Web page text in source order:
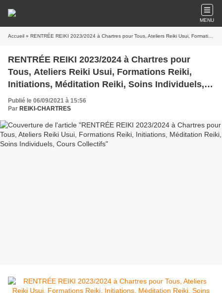
MENU
Accueil » RENTRÉE REIKI 2023/2024 à Chartres pour Tous, Ateliers Reiki Usui, Formations Reiki, Initiations, Méditation Reiki, Soins Individuels, Cours Collectifs
RENTRÉE REIKI 2023/2024 à Chartres pour
Tous, Ateliers Reiki Usui, Formations Reiki,
Initiations, Méditation Reiki, Soins Individuels,
Cours Collectifs
Publié le 06/09/2021 à 15:56
Par REIKI-CHARTRES